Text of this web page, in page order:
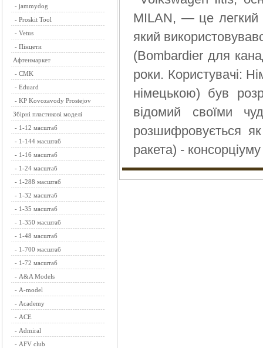
- jammydog
- Proskit Tool
- Vetus
- Пінцети
Афтенмаркет
- CMK
- Eduard
- KP Kovozavody Prostejov
Збірні пластикові моделі
- 1-12 масштаб
- 1-144 масштаб
- 1-16 масштаб
- 1-24 масштаб
- 1-288 масштаб
- 1-32 масштаб
- 1-35 масштаб
- 1-350 масштаб
- 1-48 масштаб
- 1-700 масштаб
- 1-72 масштаб
- A&A Models
- A-model
- Academy
- ACE
- Admiral
- AFV club
MILAN, — це легкий
який
(Bombardier для
роки. Користувачі:
німецькою) був
відомий своїми
розшифровується
ракета) -